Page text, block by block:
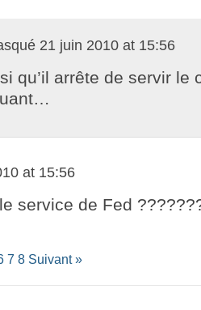
21 juin 2010 at 15:56
qu’il arrête de servir le
at 15:56
service de Fed
7 8 Suivant »